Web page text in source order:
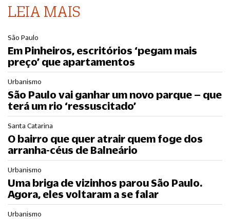
LEIA MAIS
São Paulo
Em Pinheiros, escritórios ‘pegam mais
preço’ que apartamentos
Urbanismo
São Paulo vai ganhar um novo parque – que
terá um rio ‘ressuscitado’
Santa Catarina
O bairro que quer atrair quem foge dos
arranha-céus de Balneário
Urbanismo
Uma briga de vizinhos parou São Paulo.
Agora, eles voltaram a se falar
Urbanismo